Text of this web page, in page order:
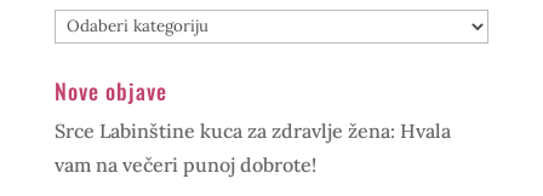
Kategorije
Nove objave
Srce Labinštine kuca za zdravlje žena: Hvala
vam na večeri punoj dobrote!